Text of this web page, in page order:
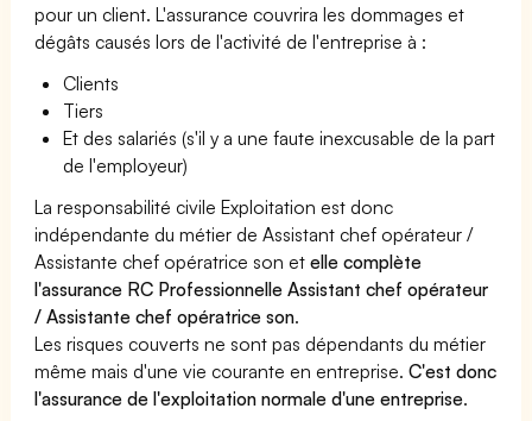
pour un client. L'assurance couvrira les dommages et
dégâts causés lors de l'activité de l'entreprise à :
Clients
Tiers
Et des salariés (s'il y a une faute inexcusable de la part
de l'employeur)
La responsabilité civile Exploitation est donc
indépendante du métier de Assistant chef opérateur /
Assistante chef opératrice son etelle complète
l'assurance RC Professionnelle Assistant chef opérateur
/ Assistante chef opératrice son.
Les risques couverts ne sont pas dépendants du métier
même mais d'une vie courante en entreprise.C'est donc
l'assurance de l'exploitation normale d'une entreprise.